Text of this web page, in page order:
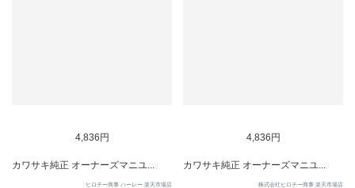
4,836円
カワサキ純正 オーナーズマニユ...
ヒロチー商事 ハーレー 楽天市場店
4,836円
カワサキ純正 オーナーズマニユ...
株式会社ヒロチー商事 楽天市場店